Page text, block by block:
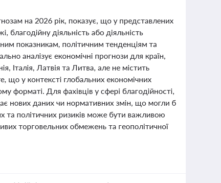
на 2026 рік, показує, що у представлених
благодійну діяльність або діяльність
показникам, політичним тенденціям та
аналізує економічні прогнози для країн,
Італія, Латвія та Литва, але не містить
що у контексті глобальних економічних
форматі. Для фахівців у сфері благодійності,
нових даних чи нормативних змін, що могли б
та політичних ризиків може бути важливою
торговельних обмежень та геополітичної